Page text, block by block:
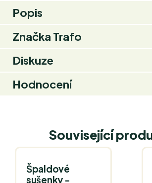
Popis
Značka Trafo
Diskuze
Hodnocení
Související
Špaldové
sušenky -